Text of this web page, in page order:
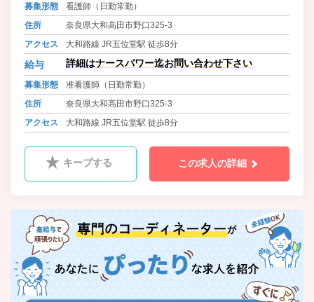
適な場所であなたの支援をしてくだ
さい♪
募集形態
看護師（日勤常勤）
住所
奈良県大和高田市野口325-3
アクセス
大和路線 JR五位堂駅 徒歩8分
給与 詳細はナースパワー迄お問い合わせ下さい
募集形態
准看護師（日勤常勤）
住所
奈良県大和高田市野口325-3
アクセス
大和路線 JR五位堂駅 徒歩8分
キープする この求人の詳細